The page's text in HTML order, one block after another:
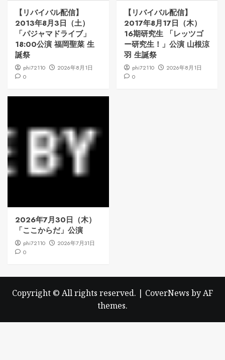
【リバイバル配信】
2013年8月3日（土）
「パジャマドライブ」
18:00公演 福岡聖菜 生
誕祭
phi72110
2026年8月1日
0
【リバイバル配信】
2017年8月17日（木）
16期研究生 「レッツゴ
ー研究生！」公演 山根涼
羽 生誕祭
phi72110
2026年8月1日
0
2026年7月30日（木）
「ここからだ」公演
phi72110
2026年7月31日
0
Copyright © All rights reserved. | CoverNews by AF
themes.